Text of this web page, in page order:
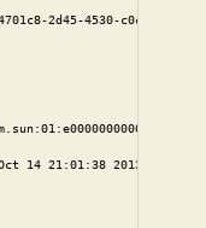
2d45-4530-c0c5-
14 21:01:38 2013